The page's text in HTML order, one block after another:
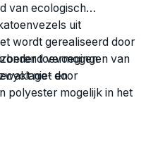
van ecologisch
uit
wordt gerealiseerd door
toevoegingen van
en
polyester mogelijk in het
vermogen
niet door